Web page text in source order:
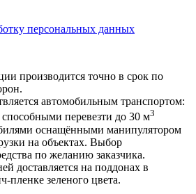
персональных данных
производится точно в срок по
автомобильным транспортом:
перевезти до 30 м3
оснащёнными манипулятором
на объектах. Выбор
по желанию заказчика.
доставляется на поддонах в
пленке зеленого цвета.